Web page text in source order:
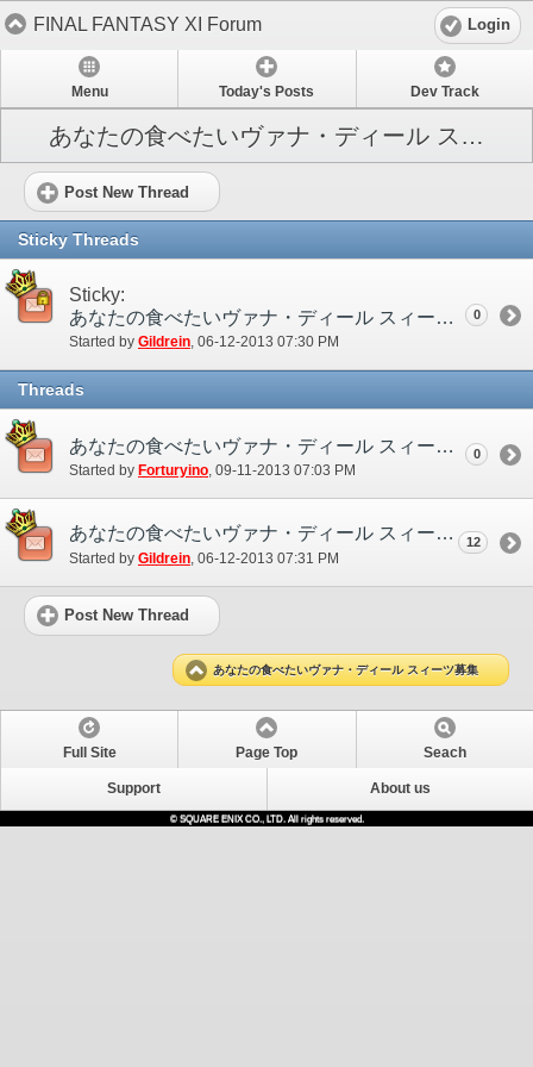
FINAL FANTASY XI Forum Login
Menu Today's Posts Dev Track
あなたの食べたいヴァナ・ディール スィーツ募集
Post New Thread
Sticky Threads
Sticky:
あなたの食べたいヴァナ・ディール スィーツ募集
Started by Gildrein‎, 06-12-2013 07:30 PM
0
Threads
あなたの食べたいヴァナ・ディール スィーツ募集 結果発表
Started by Forturyino ‎, 09-11-2013 07:03 PM
0
あなたの食べたいヴァナ・ディール スィーツ募集 ディスカッションスレッド
Started by Gildrein‎, 06-12-2013 07:31 PM
12
Post New Thread
あなたの食べたいヴァナ・ディール スィーツ募集
Full Site Page Top Seach
Support About us
© SQUARE ENIX CO., LTD. All rights reserved.